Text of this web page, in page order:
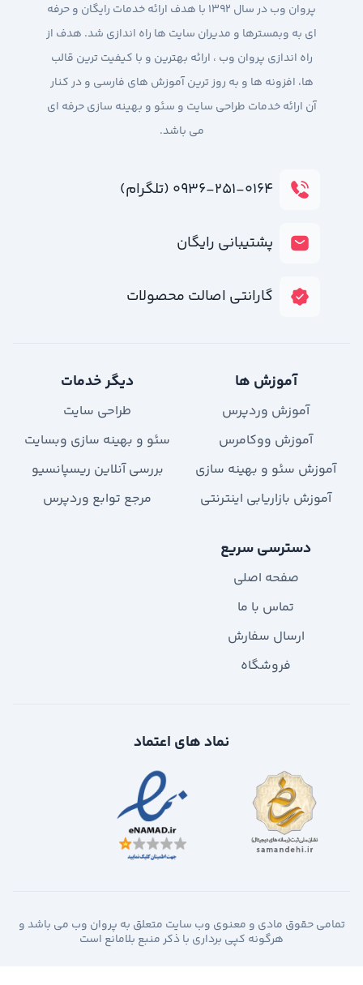
پروان وب در سال 1392 با هدف ارائه خدمات رایگان و حرفه
ای به وبمسترها و مدیران سایت ها راه اندازی شد. هدف از
راه اندازی پروان وب ، ارائه بهترین و با کیفیت ترین قالب
ها، افزونه ها و به روز ترین آموزش های فارسی و در کنار
آن ارائه خدمات طراحی سایت و سئو و بهینه سازی حرفه ای
می باشد.
۰۹۳۶-۲۵۱-۰۱۶۴ (تلگرام)
پشتیبانی رایگان
گارانتی اصالت محصولات
آموزش ها
آموزش وردپرس
آموزش ووکامرس
آموزش سئو و بهینه سازی
آموزش بازاریابی اینترنتی
دیگر خدمات
طراحی سایت
سئو و بهینه سازی وبسایت
بررسی آنلاین ریسپانسیو
مرجع توابع وردپرس
دسترسی سریع
صفحه اصلی
تماس با ما
ارسال سفارش
فروشگاه
نماد های اعتماد
تمامی حقوق مادی و معنوی وب سایت متعلق به پروان وب می باشد و
هرگونه کپی برداری با ذکر منبع بلامانع است